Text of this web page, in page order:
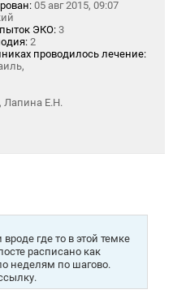
05 авг 2015, 09:07
ЭКО: 3
2
проводилось лечение:
Лапина Е.Н.
где то в этой темке
расписано как
неделям по шагово.